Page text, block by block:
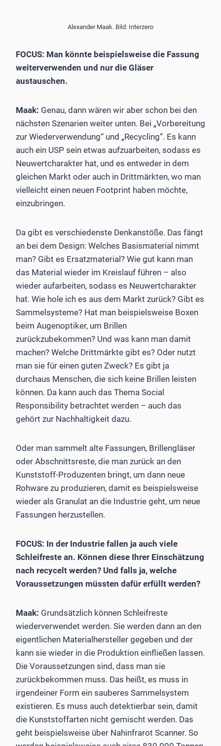
Alexander Maak. Bild: Interzero
FOCUS: Man könnte beispielsweise die Fassung
weiterverwenden und nur die Gläser
austauschen.
Maak: Genau, dann wären wir aber schon bei den
nächsten Szenarien weiter unten. Bei „Vorbereitung
zur Wiederverwendung“ und „Recycling“. Es kann
auch ein USP sein etwas aufzuarbeiten, sodass es
Neuwertcharakter hat, und es entweder in dem
gleichen Markt oder auch in Drittmärkten, wo man
vielleicht einen neuen Footprint haben möchte,
einzubringen.
Da gibt es verschiedenste Denkanstöße. Das fängt
an bei dem Design: Welches Basismaterial nimmt
man? Gibt es Ersatzmaterial? Wie gut kann man
das Material wieder im Kreislauf führen – also
wieder aufarbeiten, sodass es Neuwertcharakter
hat. Wie hole ich es aus dem Markt zurück? Gibt es
Sammelsysteme? Hat man beispielsweise Boxen
beim Augenoptiker, um Brillen
zurückzubekommen? Und was kann man damit
machen? Welche Drittmärkte gibt es? Oder nutzt
man sie für einen guten Zweck? Es gibt ja
durchaus Menschen, die sich keine Brillen leisten
können. Da kann auch das Thema Social
Responsibility betrachtet werden – auch das
gehört zur Nachhaltigkeit dazu.
Oder man sammelt alte Fassungen, Brillengläser
oder Abschnittsreste, die man zurück an den
Kunststoff-Produzenten bringt, um dann neue
Rohware zu produzieren, damit es beispielsweise
wieder als Granulat an die Industrie geht, um neue
Fassungen herzustellen.
FOCUS: In der Industrie fallen ja auch viele
Schleifreste an. Können diese Ihrer Einschätzung
nach recycelt werden? Und falls ja, welche
Voraussetzungen müssten dafür erfüllt werden?
Maak: Grundsätzlich können Schleifreste
wiederverwendet werden. Sie werden dann an den
eigentlichen Materialhersteller gegeben und der
kann sie wieder in die Produktion einfließen lassen.
Die Voraussetzungen sind, dass man sie
zurückbekommen muss. Das heißt, es muss in
irgendeiner Form ein sauberes Sammelsystem
existieren. Es muss auch detektierbar sein, damit
die Kunststoffarten nicht gemischt werden. Das
geht beispielsweise über Nahinfrarot Scanner. So